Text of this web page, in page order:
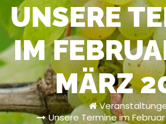
UNSERE
IM
MÄRZ
Unsere Termine im